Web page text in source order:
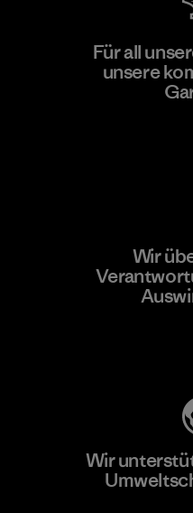
PT Kanindo
Für all
unsere
Wir
Wir